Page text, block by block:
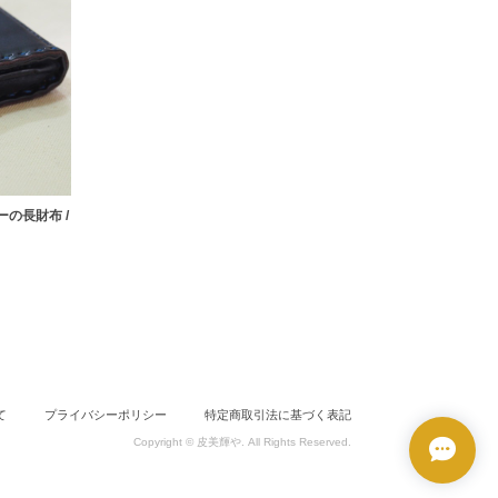
の長財布 /
プライバシーポリシー 特定商取引法に基づく表記
Copyright © 皮美輝や. All Rights Reserved.